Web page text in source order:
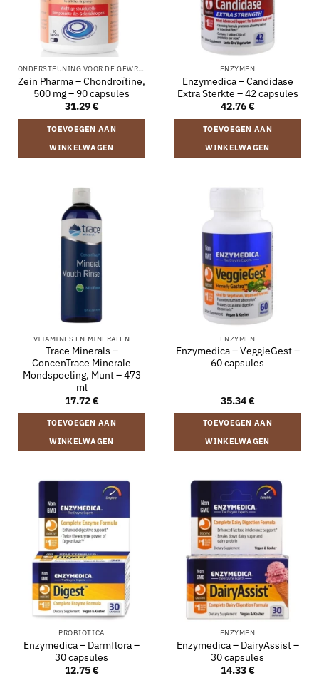
ONDERSTEUNING VOOR DE GEWRICHTEN
Zein Pharma – Chondroïtine,
500 mg – 90 capsules
31.29€
TOEVOEGEN AAN
WINKELWAGEN
ENZYMEN
Enzymedica – Candidase
Extra Sterkte – 42 capsules
42.76€
TOEVOEGEN AAN
WINKELWAGEN
VITAMINES EN MINERALEN
Trace Minerals –
ConcenTrace Minerale
Mondspoeling, Munt – 473
ml
17.72€
TOEVOEGEN AAN
WINKELWAGEN
ENZYMEN
Enzymedica – VeggieGest –
60 capsules
35.34€
TOEVOEGEN AAN
WINKELWAGEN
PROBIOTICA
Enzymedica – Darmflora –
30 capsules
12.75€
ENZYMEN
Enzymedica – DairyAssist –
30 capsules
14.33€